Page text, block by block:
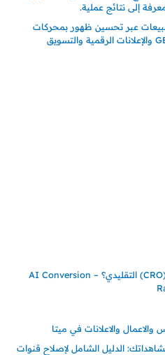
إلى نتائج عملية.
عبر تحسين ظهور بمحركات
الذكاء الاصطناعي وجوجل SEO وGEO والإعلانات الرقمية والتسويق
لماذا يفشل تحسين معدل التحويل (CRO) التقليدي؟ – AI Conversion
والاعلانات في ميتا
الدليل الشامل لإصلاح قنوات